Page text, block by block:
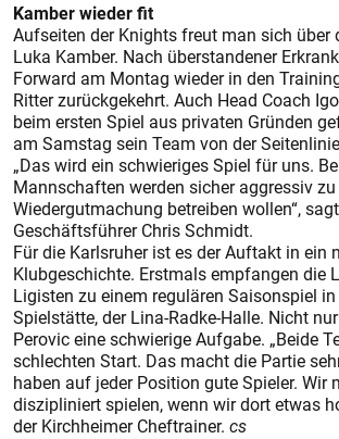
Kamber wieder fit
Aufseiten der Knights freut man sich über
Luka Kamber. Nach überstandener
Forward am Montag wieder in den
Ritter zurückgekehrt. Auch Head Coach
beim ersten Spiel aus privaten Gründen
am Samstag sein Team von der
„Das wird ein schwieriges Spiel für uns.
Mannschaften werden sicher aggressiv zu
Wiedergutmachung betreiben wollen“,
Geschäftsführer Chris Schmidt.
Für die Karlsruher ist es der Auftakt in ein
Klubgeschichte. Erstmals empfangen die
Ligisten zu einem regulären Saisonspiel in
Spielstätte, der Lina-Radke-Halle. Nicht
Perovic eine schwierige Aufgabe. „Beide
schlechten Start. Das macht die Partie
haben auf jeder Position gute Spieler. Wir
diszipliniert spielen, wenn wir dort etwas
der Kirchheimer Cheftrainer. cs